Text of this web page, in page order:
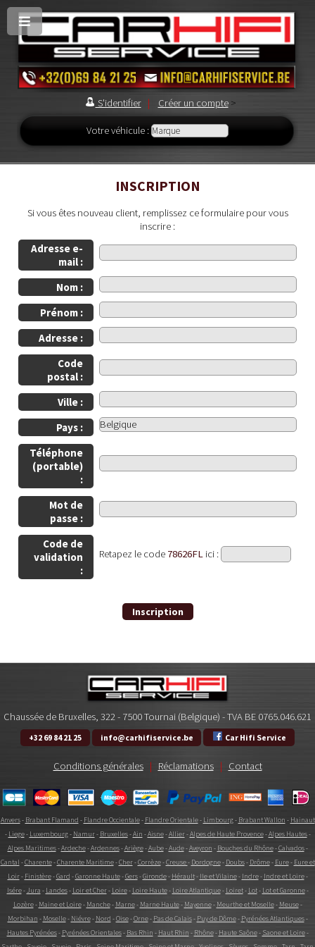
S'identifier | Créer un compte>
Votre véhicule :
INSCRIPTION
Si vous êtes nouveau client, remplissez ce formulaire pour vous
inscrire :
Adresse e-
mail :
Nom :
Prénom :
Adresse :
Code
postal :
Ville :
Pays :
Téléphone
(portable)
:
Mot de
passe :
Code de
validation
:
Retapez le code 78626FL ici :
Chaussée de Bruxelles, 322 - 7500 Tournai (Belgique) - TVA BE 0765.046.621
+32 69 84 21 25 info@carhifiservice.be Car Hifi Service
Conditions générales | Réclamations | Contact
Anvers- Brabant Flamand - Flandre Occientale- Flandre Orientale- Limbourg- Brabant Wallon - Hainaut
- Liege- Luxembourg- Namur- Bruxelles-Ain -Aisne-Allier-Alpes de Haute Provence-Alpes Hautes-
Alpes Maritimes-Ardeche-Ardennes-Ariège-Aube-Aude-Aveyron - Bouches du Rhône-Calvados-
Cantal -Charente-Charente Maritime-Cher-Corrèze-Creuse- Dordogne- Doubs- Drôme- Eure- Eure et
Loir- Finistère-Gard -Garonne Haute-Gers-Gironde- Hérault- Ile et Vilaine- Indre- Indre et Loire-
Isére-Jura - Landes- Loir et Cher- Loire- Loire Haute- Loire Atlantique- Loiret- Lot- Lot et Garonne-
Lozère- Maine et Loire- Manche- Marne- Marne Haute- Mayenne- Meurthe et Moselle- Meuse-
Morbihan - Moselle- Niévre- Nord -Oise-Orne- Pas de Calais- Puy de Dôme- Pyrénées Atlantiques-
Hautes Pyrénées- Pyrénées Orientales- Bas Rhin - Haut Rhin - Rhône- Haute Saône- Saone et Loire-